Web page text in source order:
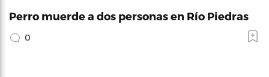
Perro muerde a dos personas en Río Piedras
0